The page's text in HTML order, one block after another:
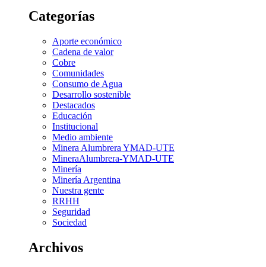
Categorías
Aporte económico
Cadena de valor
Cobre
Comunidades
Consumo de Agua
Desarrollo sostenible
Destacados
Educación
Institucional
Medio ambiente
Minera Alumbrera YMAD-UTE
MineraAlumbrera-YMAD-UTE
Minería
Minería Argentina
Nuestra gente
RRHH
Seguridad
Sociedad
Archivos